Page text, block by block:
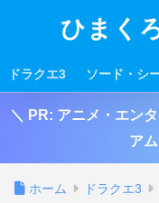
ひまく
ドラクエ3 ソード・シ
＼ PR: アニメ・エン
ア
ホーム ドラクエ3